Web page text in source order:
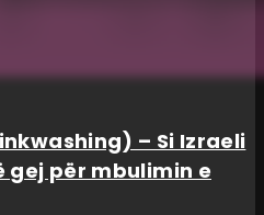
– Si Izraeli
gej për mbulimin e